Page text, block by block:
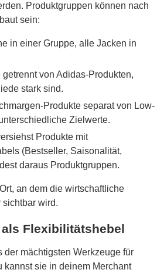
Produktgruppen können nach
sein:
in einer Gruppe, alle Jacken in
getrennt von Adidas-Produkten,
stark sind.
Produkte separat von Low-
Zielwerte.
Produkte mit
(Bestseller, Saisonalität,
daraus Produktgruppen.
an dem die wirtschaftliche
sichtbar wird.
Flexibilitätshebel
mächtigsten Werkzeuge für
kannst sie in deinem Merchant